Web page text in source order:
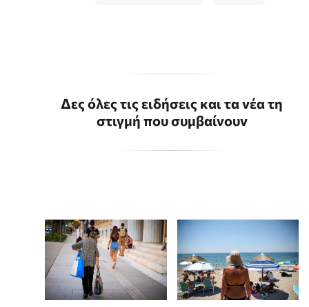
Δες όλες τις ειδήσεις και τα νέα τη
στιγμή που συμβαίνουν